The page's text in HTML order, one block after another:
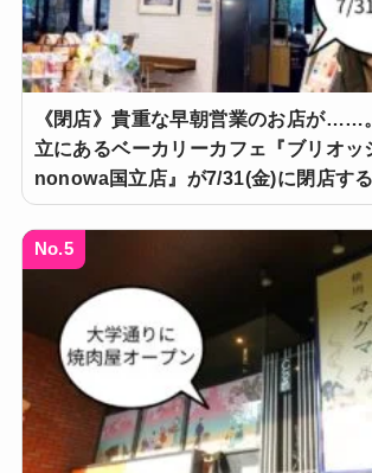
《閉店》貴重な早朝営業のお店が……
立にあるベーカリーカフェ『ブリオッ
nonowa国立店』が7/31(金)に閉店す
No.5